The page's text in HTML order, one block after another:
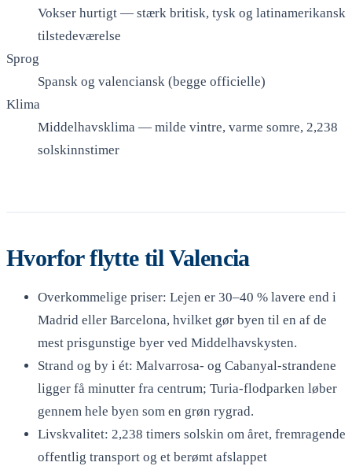
Vokser hurtigt — stærk britisk, tysk og latinamerikansk
tilstedeværelse
Sprog
Spansk og valenciansk (begge officielle)
Klima
Middelhavsklima — milde vintre, varme somre, 2,238
solskinnstimer
Hvorfor flytte til Valencia
Overkommelige priser: Lejen er 30–40 % lavere end i
Madrid eller Barcelona, hvilket gør byen til en af de
mest prisgunstige byer ved Middelhavskysten.
Strand og by i ét: Malvarrosa- og Cabanyal-strandene
ligger få minutter fra centrum; Turia-flodparken løber
gennem hele byen som en grøn rygrad.
Livskvalitet: 2,238 timers solskin om året, fremragende
offentlig transport og et berømt afslappet